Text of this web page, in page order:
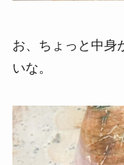
お、ちょっと中身
いな。